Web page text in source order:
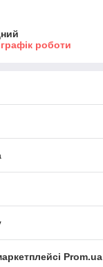
роботи
Prom.ua